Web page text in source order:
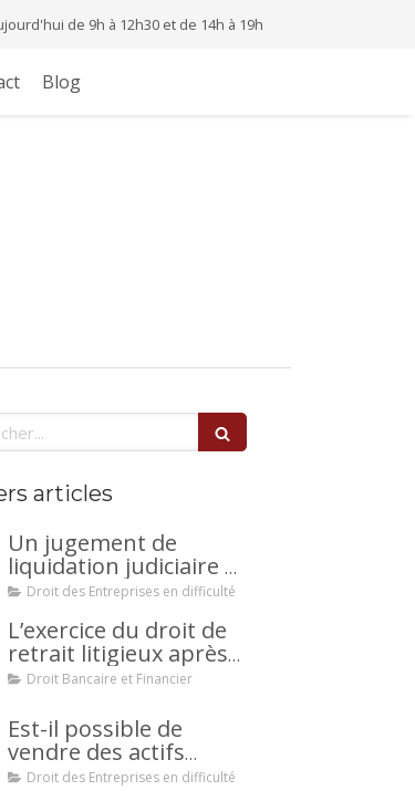
de 9h à 12h30 et de 14h à 19h
Blog
articles
Un jugement de
liquidation judiciaire a
été prononcée à votre
interjeter appel ?
Droit des Entreprises en difficulté
L’exercice du droit de
retrait litigieux après
une cession de
mécanisme
avantageux pour le
débiteur ou la caution.
Droit Bancaire et Financier
Est-il possible de
vendre des actifs
durant la période
Droit des Entreprises en difficulté